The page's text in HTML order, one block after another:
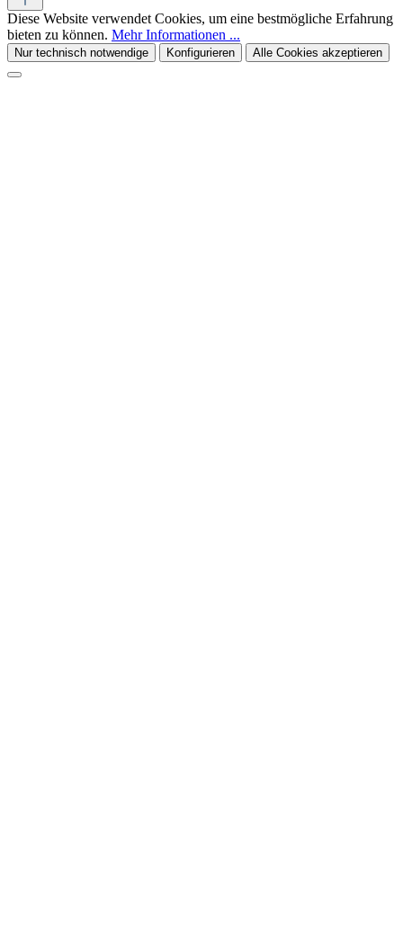
Diese Website verwendet Cookies, um eine bestmögliche Erfahrung
bieten zu können. Mehr Informationen ...
Nur technisch notwendige Konfigurieren Alle Cookies akzeptieren